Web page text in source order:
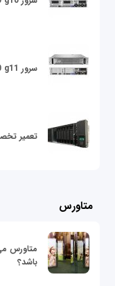
سرور dl380 g11
تعمیر
متاورس
متاورس
باشد؟